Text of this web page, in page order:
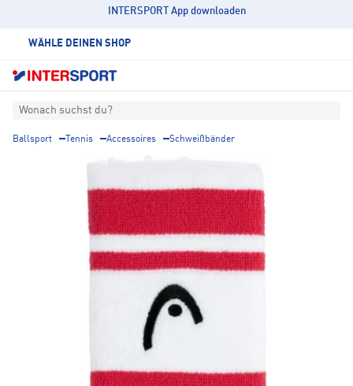
INTERSPORT App downloaden
WÄHLE DEINEN SHOP
Wonach suchst du?
Ballsport Tennis Accessoires Schweißbänder